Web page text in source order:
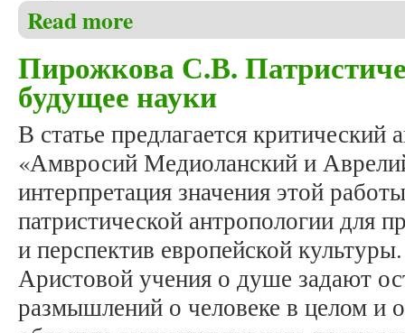
Read more
Пирожкова С.В.
будущее науки
В статье предлагается
«Амвросий Медиоланский и
интерпретация значения этой
патристической антропологии для
и перспектив европейской
Аристовой учения о душе задают
размышлений о человеке в целом и